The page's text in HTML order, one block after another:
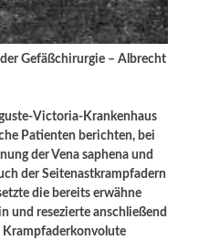
Gefäßchirurgie – Albrecht
Victoria-Krankenhaus
Patienten berichten, bei
der Vena saphena und
der Seitenastkrampfadern
die bereits erwähne
und resezierte anschließend